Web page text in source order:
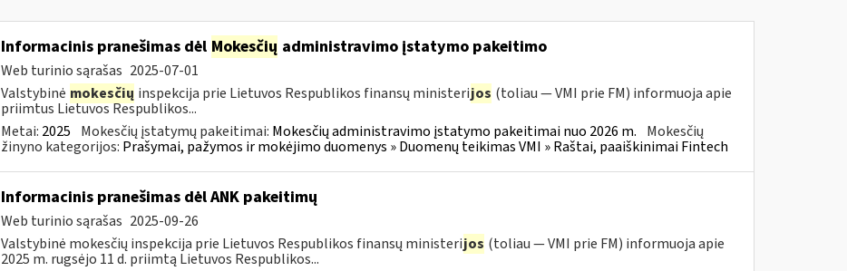
Informacinis pranešimas dėl Mokesčių administravimo įstatymo pakeitimo
Web turinio sąrašas 2025-07-01
Valstybinė mokesčių inspekcija prie Lietuvos Respublikos finansų ministerijos (toliau — VMI prie FM) informuoja apie
priimtus Lietuvos Respublikos...
Metai: 2025 Mokesčių įstatymų pakeitimai: Mokesčių administravimo įstatymo pakeitimai nuo 2026 m. Mokesčių
žinyno kategorijos: Prašymai, pažymos ir mokėjimo duomenys » Duomenų teikimas VMI » Raštai, paaiškinimai Fintech
Informacinis pranešimas dėl ANK pakeitimų
Web turinio sąrašas 2025-09-26
Valstybinė mokesčių inspekcija prie Lietuvos Respublikos finansų ministerijos (toliau — VMI prie FM) informuoja apie
2025 m. rugsėjo 11 d. priimtą Lietuvos Respublikos...